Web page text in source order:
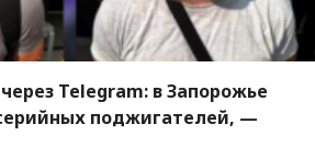
Telegram: в Запорожье
поджигателей, —